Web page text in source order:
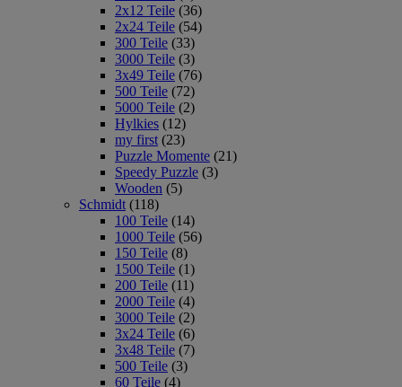
2x12 Teile (36)
2x24 Teile (54)
300 Teile (33)
3000 Teile (3)
3x49 Teile (76)
500 Teile (72)
5000 Teile (2)
Hylkies (12)
my first (23)
Puzzle Momente (21)
Speedy Puzzle (3)
Wooden (5)
Schmidt (118)
100 Teile (14)
1000 Teile (56)
150 Teile (8)
1500 Teile (1)
200 Teile (11)
2000 Teile (4)
3000 Teile (2)
3x24 Teile (6)
3x48 Teile (7)
500 Teile (3)
60 Teile (4)